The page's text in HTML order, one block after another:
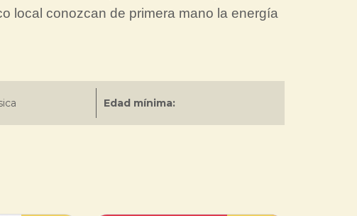
local conozcan de primera mano la energía
Edad mínima: